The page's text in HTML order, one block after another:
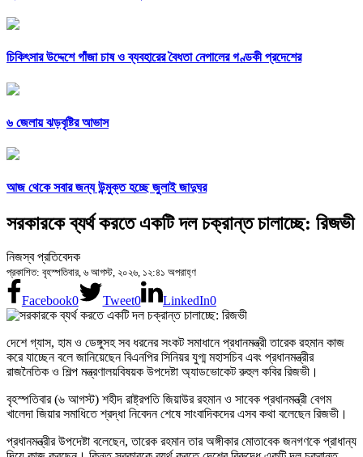
চিকিৎসার উদ্দেশে গাঁজা চাষ ও ব্যবহারের বৈধতা নেপালের গণ্ডকী প্রদেশের
৬ জেলায় ঝড়বৃষ্টির আভাস
আজ থেকে সবার জন্য উন্মুক্ত হচ্ছে জুলাই জাদুঘর
সরকারকে ব্যর্থ করতে একটি দল চক্রান্ত চালাচ্ছে: রিজভী
নিজস্ব প্রতিবেদক
প্রকাশিত: বৃহস্পতিবার, ৬ আগস্ট, ২০২৬, ১২:৪১ অপরাহ্ণ
Facebook0 Tweet0 LinkedIn0
দেশে গ্যাস, হাম ও ডেঙ্গুসহ সব ধরনের সংকট সমাধানে প্রধানমন্ত্রী তারেক রহমান কাজ
করে যাচ্ছেন বলে জানিয়েছেন বিএনপির সিনিয়র যুগ্ম মহাসচিব এবং প্রধানমন্ত্রীর
রাজনৈতিক ও শিল্প মন্ত্রণালয়বিষয়ক উপদেষ্টা অ্যাডভোকেট রুহুল কবির রিজভী।
বৃহস্পতিবার (৬ আগস্ট) শহীদ রাষ্ট্রপতি জিয়াউর রহমান ও সাবেক প্রধানমন্ত্রী বেগম
খালেদা জিয়ার সমাধিতে শ্রদ্ধা নিবেদন শেষে সাংবাদিকদের এসব কথা বলেছেন রিজভী।
প্রধানমন্ত্রীর উপদেষ্টা বলেছেন, তারেক রহমান তার অঙ্গীকার মোতাবেক জনগণকে প্রাধান্য